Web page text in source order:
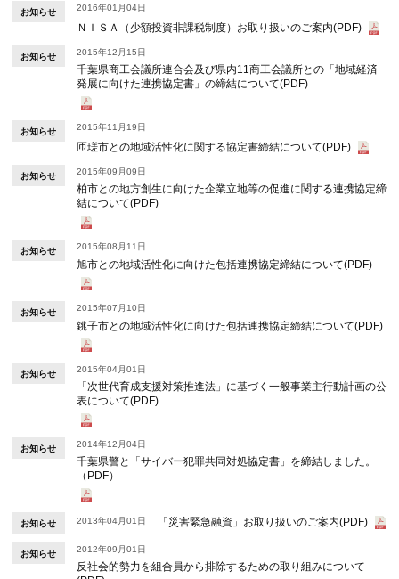
お知らせ 2016年01月04日
ＮＩＳＡ（少額投資非課税制度）お取り扱いのご案内(PDF)
お知らせ 2015年12月15日
千葉県商工会議所連合会及び県内11商工会議所との「地域経済
発展に向けた連携協定書」の締結について(PDF)
お知らせ 2015年11月19日
匝瑳市との地域活性化に関する協定書締結について(PDF)
お知らせ 2015年09月09日
柏市との地方創生に向けた企業立地等の促進に関する連携協定締
結について(PDF)
お知らせ 2015年08月11日
旭市との地域活性化に向けた包括連携協定締結について(PDF)
お知らせ 2015年07月10日
銚子市との地域活性化に向けた包括連携協定締結について(PDF)
お知らせ 2015年04月01日
「次世代育成支援対策推進法」に基づく一般事業主行動計画の公
表について(PDF)
お知らせ 2014年12月04日
千葉県警と「サイバー犯罪共同対処協定書」を締結しました。
（PDF）
お知らせ 2013年04月01日 「災害緊急融資」お取り扱いのご案内(PDF)
お知らせ 2012年09月01日
反社会的勢力を組合員から排除するための取り組みについて